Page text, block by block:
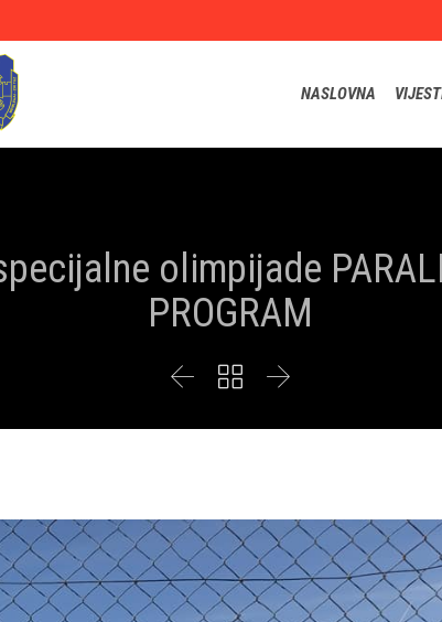
NASLOVNA
olimpijade
PROGRAM
  